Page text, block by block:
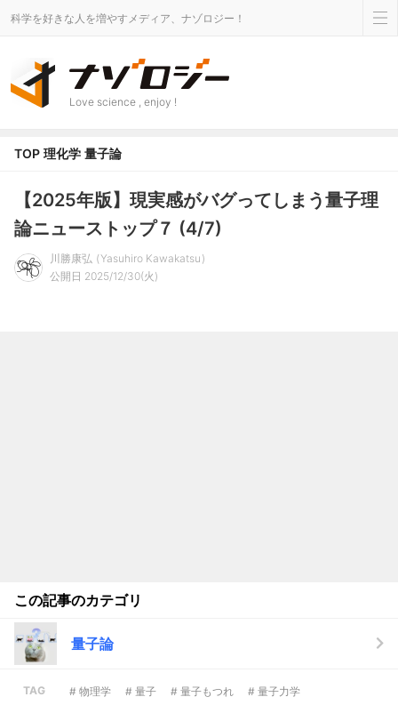
科学を好きな人を増やすメディア、ナゾロジー！
Love science , enjoy !
TOP 理化学 量子論
【2025年版】現実感がバグってしまう量子理
論ニューストップ７ (4/7)
川勝康弘
Yasuhiro Kawakatsu
公開日 2025/12/30(火)
この記事のカテゴリ
量子論
TAG # 物理学 # 量子 # 量子もつれ # 量子力学